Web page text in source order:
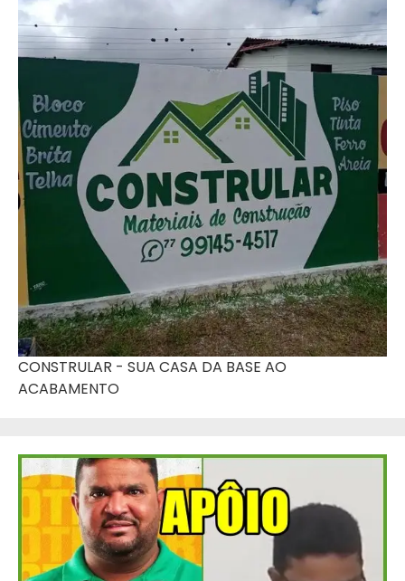
CONSTRULAR - SUA CASA DA BASE AO
ACABAMENTO